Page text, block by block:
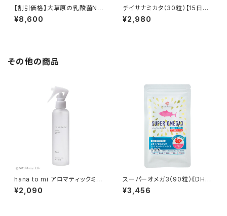
【割引価格】大草原の乳酸菌NS
-Max（36粒）＋NS-Slim（36
粒）【 2袋セット】≪36日分≫
¥8,600
チイサナミカタ（30粒）【15日分】
≪BG21菌発酵物・NS乳酸菌・
オリゴ糖・キシリトール≫
¥2,980
その他の商品
hana to mi アロマティックミス
ト kayo(REFRESH)
¥2,090
スーパーオメガ3（90粒）《DH
A・EPA》
¥3,456